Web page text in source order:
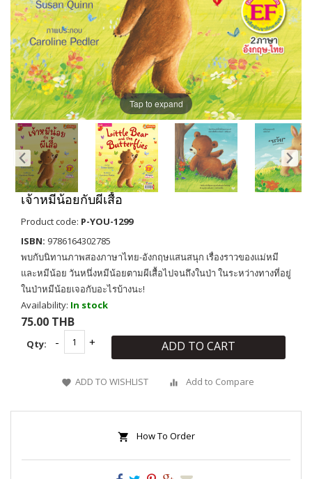
Tap to expand
เจ้าหมีน้อยกับผีเสื้อ
Product code: P-YOU-1299
ISBN: 9786164302785
พบกับนิทานภาพสองภาษาไทย-อังกฤษแสนสนุก เรื่องราวของแม่หมี
และหมีน้อย วันหนึ่งหมีน้อยตามผีเสื้อไปจนถึงในป่า ในระหว่างทางที่อยู่
ในป่าหมีน้อยเจอกับอะไรบ้างนะ!
Availability: In stock
75.00 THB
Qty: ADD TO CART
ADD TO WISHLIST Add to Compare
How To Order